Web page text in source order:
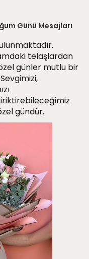
Günü Mesajları
telaşlardan
günler mutlu bir
gündür.